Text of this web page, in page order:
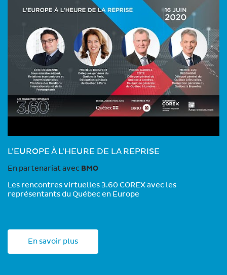
L'EUROPE À L'HEURE DE LA REPRISE
En partenariat avec BMO
Les rencontres virtuelles 3.60 COREX avec les
représentants du Québec en Europe
En savoir plus